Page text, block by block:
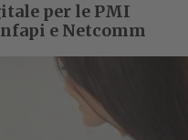
per le PMI
e Netcomm